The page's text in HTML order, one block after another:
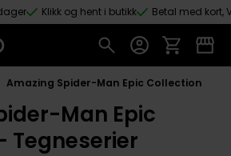
Klikk og hent i butikk Betal med kort,
Amazing Spider-Man Epic Collection
Man Epic
Tegneserier